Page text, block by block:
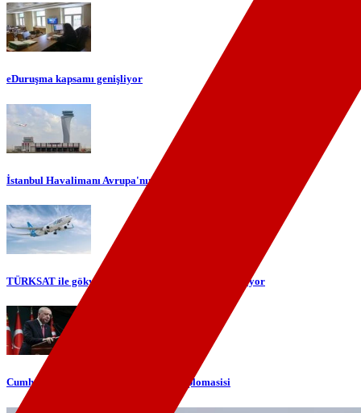
eDuruşma kapsamı genişliyor
İstanbul Havalimanı Avrupa'nın en yoğun havalimanı oldu
TÜRKSAT ile gökyüzünde yerli internet dönemi başlıyor
Cumhurbaşkanı Erdoğan'dan telefon diplomasisi